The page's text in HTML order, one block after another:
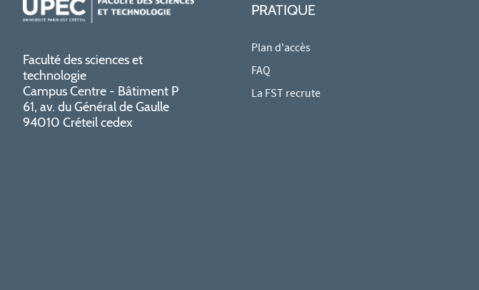
Faculté des sciences et
technologie
Campus Centre - Bâtiment P
61, av. du Général de Gaulle
94010 Créteil cedex
PRATIQUE
Plan d'accès
FAQ
La FST recrute